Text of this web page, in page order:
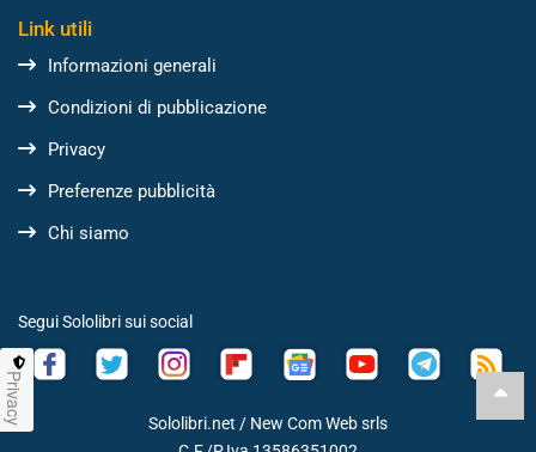
Link utili
Informazioni generali
Condizioni di pubblicazione
Privacy
Preferenze pubblicità
Chi siamo
Segui Sololibri sui social
Sololibri.net / New Com Web srls
Privacy